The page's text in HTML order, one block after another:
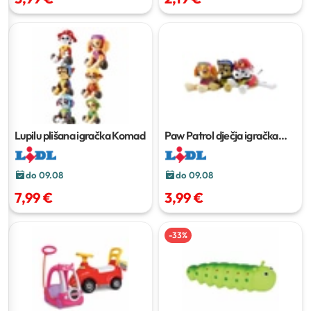
Lupilu plišana igračkaKomad
do 09.08
7,99 €
Paw Patrol dječja igračka
Komad
do 09.08
3,99 €
-33%